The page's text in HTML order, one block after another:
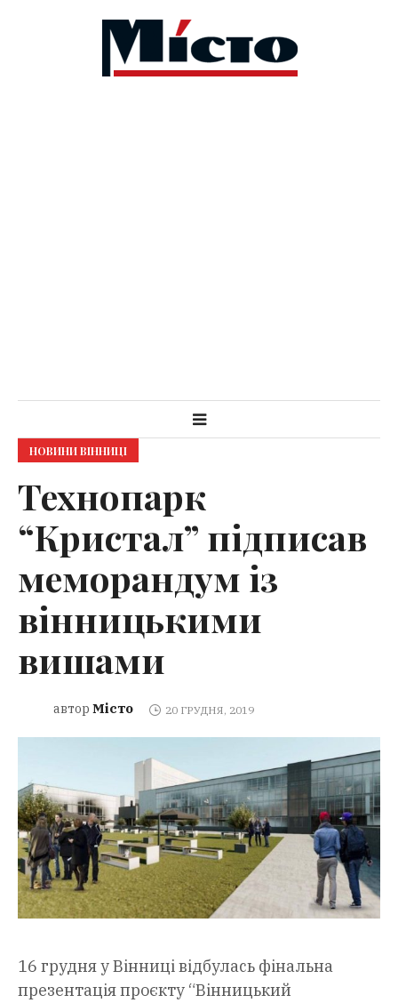
НОВИНИ ВІННИЦІ
Технопарк
“Кристал” підписав
меморандум із
вінницькими
вишами
автор Місто 20 ГРУДНЯ, 2019
16 грудня у Вінниці відбулась фінальна
презентація проєкту “Вінницький